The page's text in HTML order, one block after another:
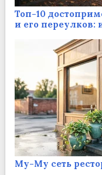
Топ-10
и его переулков:
Му-Му сеть